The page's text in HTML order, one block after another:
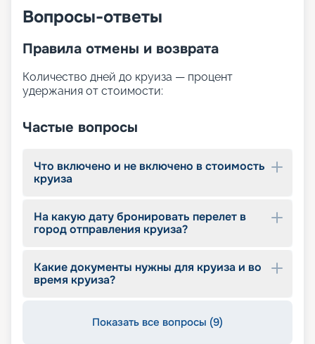
Вопросы-ответы
Правила отмены и возврата
Количество дней до круиза — процент
удержания от стоимости:
Частые вопросы
Что включено и не включено в стоимость
круиза
На какую дату бронировать перелет в
город отправления круиза?
Какие документы нужны для круиза и во
время круиза?
Показать все вопросы (9)